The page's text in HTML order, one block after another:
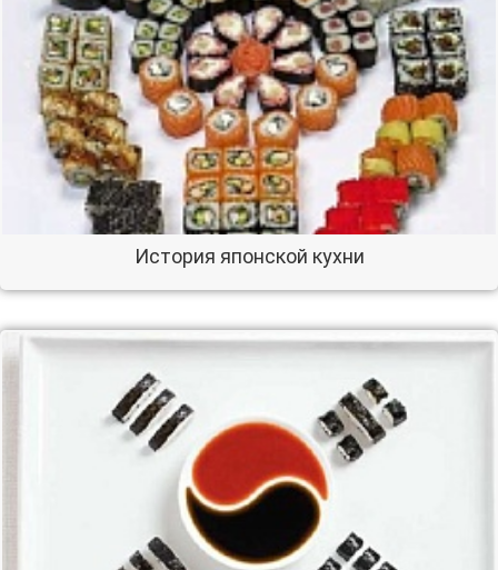
История японской кухни